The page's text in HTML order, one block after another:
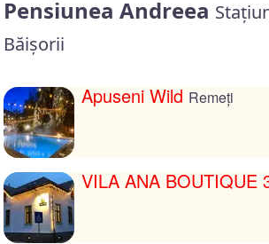
Pensiunea Andreea
Băişorii
Apuseni Wild Remeți
VILA ANA BOUTIQUE